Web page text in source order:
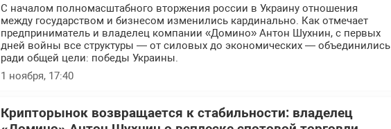
С началом полномасштабного вторжения россии в Украину отношения
между государством и бизнесом изменились кардинально. Как отмечает
предприниматель и владелец компании «Домино» Антон Шухнин, с первых
дней войны все структуры — от силовых до экономических — объединились
ради общей цели: победы Украины.
1 ноября, 17:40
Крипторынок возвращается к стабильности: владелец